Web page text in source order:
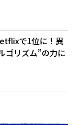
で1位に！異
ゴリズム”の力に